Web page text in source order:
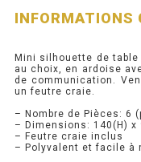
INFORMATIONS
Mini silhouette de
au choix, en ardoise
de communication.
un feutre craie.
– Nombre de Pièces: 6
– Dimensions: 140(H) x
– Feutre craie inclus
– Polyvalent et facile à